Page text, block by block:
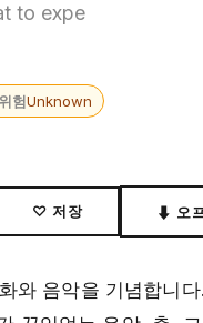
to expe
험Unknown
♡ 저장 ⬇ 오
와 음악을 기념합니